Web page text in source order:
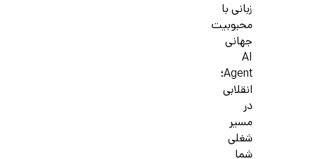
زبانی با
محبوبیت
جهانی
AI
Agent؛
انقلابی
در
مسیر
شغلی